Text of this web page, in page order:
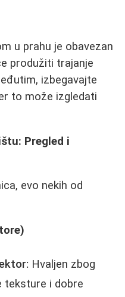
u prahu je obavezan
produžiti trajanje
izbegavajte
to može izgledati
Pregled i
evo nekih od
Hvaljen zbog
teksture i dobre